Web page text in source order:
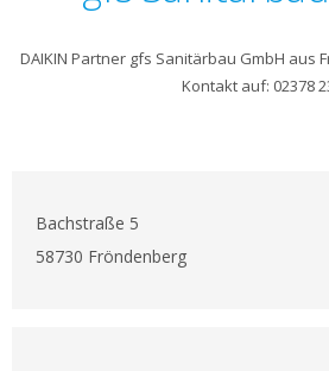
DAIKIN Partner gfs Sanitärbau GmbH aus
Kontakt auf: 02378
Bachstraße 5
58730 Fröndenberg